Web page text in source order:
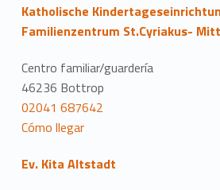
Katholische
Familienzentrum St.Cyriakus-
Centro familiar/guardería
46236 Bottrop
02041 687642
Cómo llegar
Ev. Kita Altstadt